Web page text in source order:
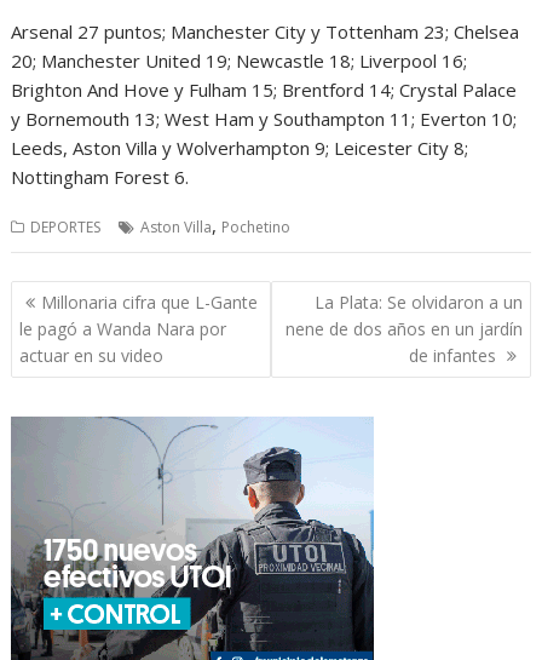
Arsenal 27 puntos; Manchester City y Tottenham 23; Chelsea
20; Manchester United 19; Newcastle 18; Liverpool 16;
Brighton And Hove y Fulham 15; Brentford 14; Crystal Palace
y Bornemouth 13; West Ham y Southampton 11; Everton 10;
Leeds, Aston Villa y Wolverhampton 9; Leicester City 8;
Nottingham Forest 6.
DEPORTES Aston Villa, Pochetino
Navegación
de
entradas
Millonaria cifra que L-Gante
le pagó a Wanda Nara por
actuar en su video
La Plata: Se olvidaron a un
nene de dos años en un jardín
de infantes